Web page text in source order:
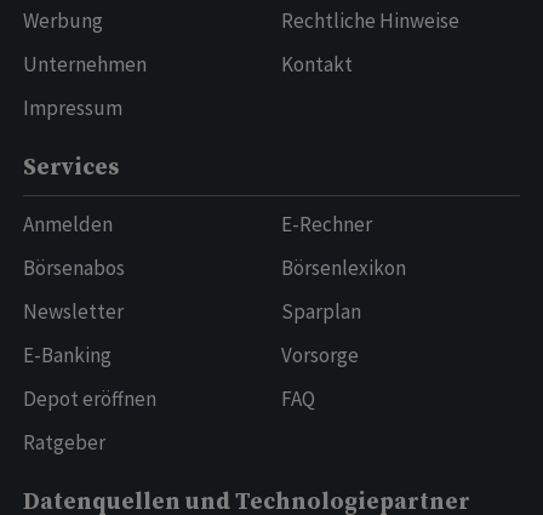
Werbung
Unternehmen
Impressum
Rechtliche Hinweise
Kontakt
Services
Anmelden
Börsenabos
Newsletter
E-Banking
Depot eröffnen
Ratgeber
E-Rechner
Börsenlexikon
Sparplan
Vorsorge
FAQ
Datenquellen und Technologiepartner